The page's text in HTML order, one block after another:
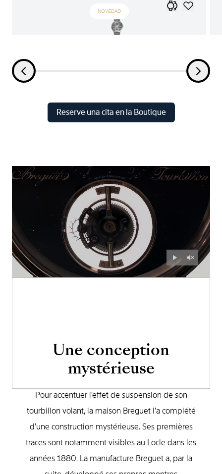
NOVEDAD
Reserve una cita en la Boutique
Une conception
mystérieuse
Pour accentuer l’effet de suspension de son
tourbillon volant, la maison Breguet l’a complété
d’une construction mystérieuse. Ses premières
traces sont notamment visibles au Locle dans les
années 1880. La manufacture Breguet a, par la